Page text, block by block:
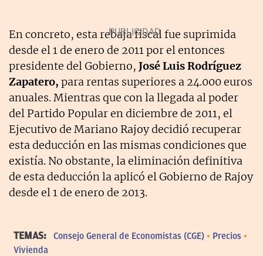
En concreto, esta rebaja fiscal fue suprimida
desde el 1 de enero de 2011 por el entonces
presidente del Gobierno, José Luis Rodríguez
Zapatero, para rentas superiores a 24.000 euros
anuales. Mientras que con la llegada al poder
del Partido Popular en diciembre de 2011, el
Ejecutivo de Mariano Rajoy decidió recuperar
esta deducción en las mismas condiciones que
existía. No obstante, la eliminación definitiva
de esta deducción la aplicó el Gobierno de Rajoy
desde el 1 de enero de 2013.
TEMAS: Consejo General de Economistas (CGE)
Precios
Vivienda